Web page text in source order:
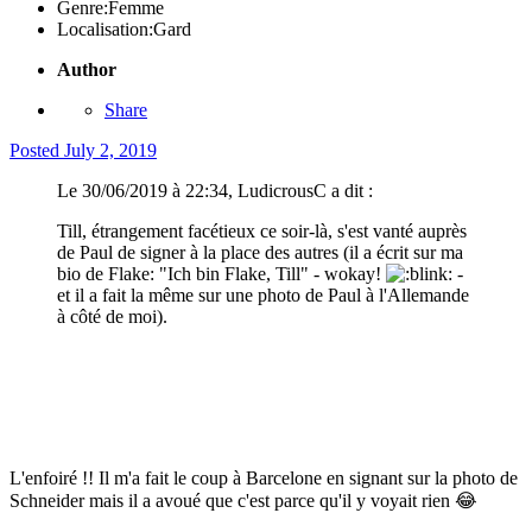
Genre:Femme
Localisation:Gard
Author
Share
Posted July 2, 2019
Le 30/06/2019 à 22:34, LudicrousC a dit :
Till, étrangement facétieux ce soir-là, s'est vanté auprès
de Paul de signer à la place des autres (il a écrit sur ma
bio de Flake: "Ich bin Flake, Till" - wokay!
-
et il a fait la même sur une photo de Paul à l'Allemande
à côté de moi).
L'enfoiré !! Il m'a fait le coup à Barcelone en signant sur la photo de
Schneider mais il a avoué que c'est parce qu'il y voyait rien 😂